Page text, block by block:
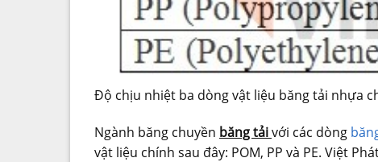
Độ chịu nhiệt ba dòng vật liệu băng tải nhựa
Ngành băng chuyền băng tảivới các dòng
vật liệu chính sau đây: POM, PP và PE. Việt